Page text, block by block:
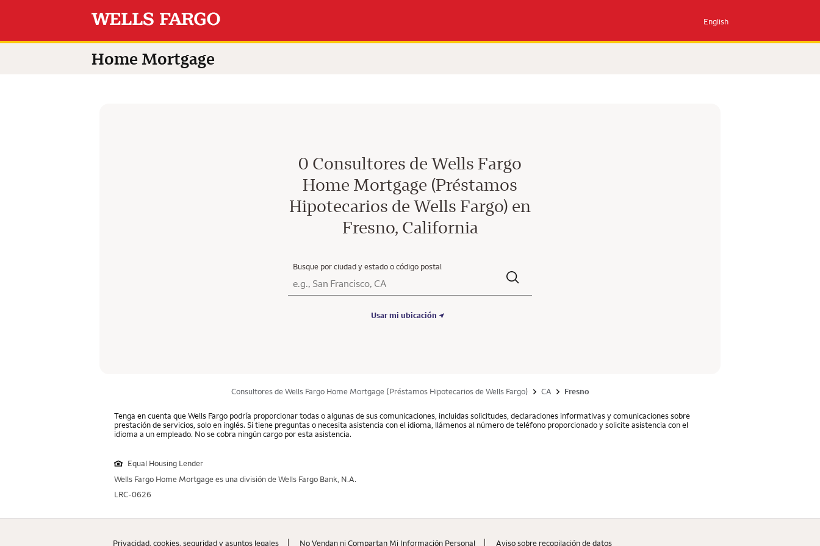
English
Home Mortgage
0 Consultores de Wells Fargo
Home Mortgage (Préstamos
Hipotecarios de Wells Fargo) en
Fresno, California
Busque por ciudad y estado o código postal
Ciudad, Estado/Provincia, Código postal o Ciudad y País
Submit a search.
Usar mi ubicación
Consultores de Wells Fargo Home Mortgage (Préstamos Hipotecarios de Wells Fargo) CA Fresno
Tenga en cuenta que Wells Fargo podría proporcionar todas o algunas de sus comunicaciones, incluidas solicitudes, declaraciones informativas y comunicaciones sobre
prestación de servicios, solo en inglés. Si tiene preguntas o necesita asistencia con el idioma, llámenos al número de teléfono proporcionado y solicite asistencia con el
idioma a un empleado. No se cobra ningún cargo por esta asistencia.
Equal Housing Lender
Wells Fargo Home Mortgage es una división de Wells Fargo Bank, N.A.
LRC-0626
Privacidad, cookies, seguridad y asuntos legales No Vendan ni Compartan Mi Información Personal Aviso sobre recopilaciؚón de datos